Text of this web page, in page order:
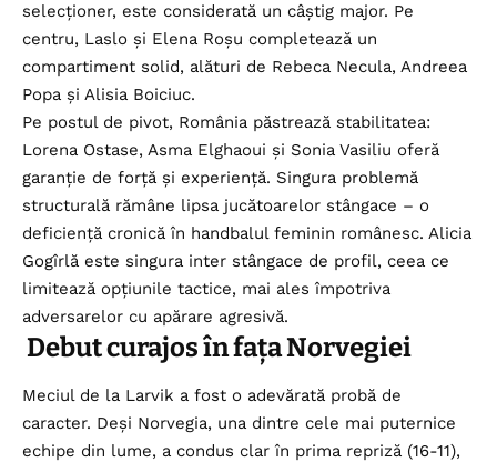
selecționer, este considerată un câștig major. Pe
centru, Laslo și Elena Roșu completează un
compartiment solid, alături de Rebeca Necula, Andreea
Popa și Alisia Boiciuc.
Pe postul de pivot, România păstrează stabilitatea:
Lorena Ostase, Asma Elghaoui și Sonia Vasiliu oferă
garanție de forță și experiență. Singura problemă
structurală rămâne lipsa jucătoarelor stângace – o
deficiență cronică în handbalul feminin românesc. Alicia
Gogîrlă este singura inter stângace de profil, ceea ce
limitează opțiunile tactice, mai ales împotriva
adversarelor cu apărare agresivă.
Debut curajos în fața Norvegiei
Meciul de la Larvik a fost o adevărată probă de
caracter. Deși Norvegia, una dintre cele mai puternice
echipe din lume, a condus clar în prima repriză (16-11),